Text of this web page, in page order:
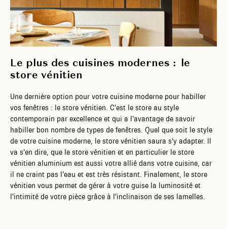
Le plus des cuisines modernes : le
store vénitien
Une dernière option pour votre cuisine moderne pour habiller
vos fenêtres : le store vénitien. C’est le store au style
contemporain par excellence et qui a l’avantage de savoir
habiller bon nombre de types de fenêtres. Quel que soit le style
de votre cuisine moderne, le store vénitien saura s’y adapter. Il
va s’en dire, que le store vénitien et en particulier le store
vénitien aluminium est aussi votre allié dans votre cuisine, car
il ne craint pas l’eau et est très résistant. Finalement, le store
vénitien vous permet de gérer à votre guise la luminosité et
l’intimité de votre pièce grâce à l’inclinaison de ses lamelles.